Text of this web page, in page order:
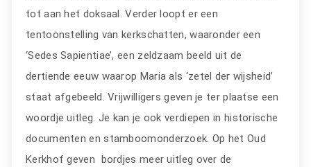
tot aan het doksaal. Verder loopt er een
tentoonstelling van kerkschatten, waaronder een
‘Sedes Sapientiae’, een zeldzaam beeld uit de
dertiende eeuw waarop Maria als ‘zetel der wijsheid’
staat afgebeeld. Vrijwilligers geven je ter plaatse een
woordje uitleg. Je kan je ook verdiepen in historische
documenten en stamboomonderzoek. Op het Oud
Kerkhof geven bordjes meer uitleg over de